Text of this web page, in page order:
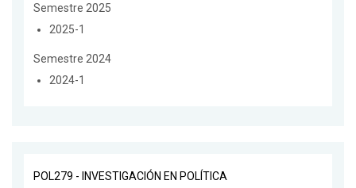
Semestre 2025
2025-1
Semestre 2024
2024-1
POL279 - INVESTIGACIÓN EN POLÍTICA